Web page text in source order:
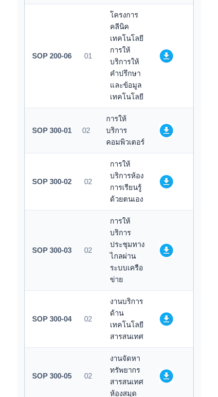
SOP 200-06 01
โครงการ
คลีนิค
เทคโนโลยี
การให้
บริการให้
คำปรึกษา
และข้อมูล
เทคโนโลยี
SOP 300-01 02
การให้
บริการ
คอมพิวเตอร์
SOP 300-02 02
การให้
บริการห้อง
การเรียนรู้
ด้วยตนเอง
SOP 300-03 02
การให้
บริการ
ประชุมทาง
ไกลผ่าน
ระบบเครือ
ข่าย
SOP 300-04 02
งานบริการ
ด้าน
เทคโนโลยี
สารสนเทศ
SOP 300-05 02
งานจัดหา
ทรัพยากร
สารสนเทศ
ห้องสมุด